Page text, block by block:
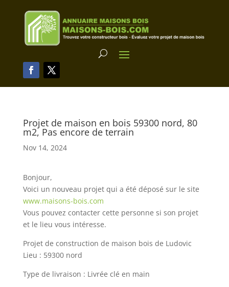
Projet de maison en bois 59300 nord, 80
m2, Pas encore de terrain
Nov 14, 2024
Bonjour,
Voici un nouveau projet qui a été déposé sur le site
www.maisons-bois.com
Vous pouvez contacter cette personne si son projet
et le lieu vous intéresse.
Projet de construction de maison bois de Ludovic
Lieu : 59300 nord
Type de livraison : Livrée clé en main